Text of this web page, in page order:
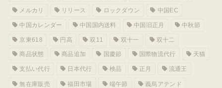
メルカリ リリース ロックダウン 中国EC
中国カレンダー 中国国内送料 中国旧正月 中秋節
京東618 円高 双11 双十一 双十二
商品状態 商品追加 国慶節 国際物流代行 天猫
支払い代行 日本代行 検品 正月 流通王
無在庫販売 福田市場 端午節 義烏アテンド